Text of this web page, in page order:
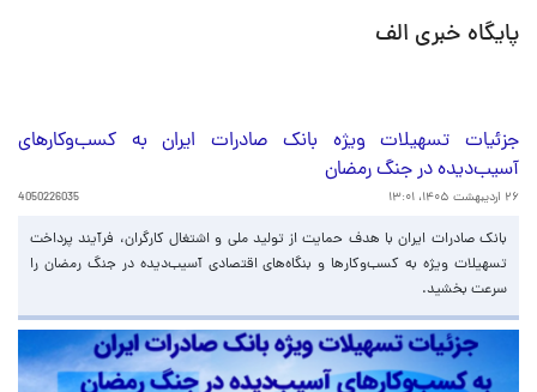
پایگاه خبری الف
جزئیات تسهیلات ویژه بانک صادرات ایران به کسب‌وکارهای
آسیب‌دیده در جنگ رمضان
۲۶ اردیبهشت ۱۴۰۵، ۱۳:۰۱ 4050226035
​بانک صادرات ایران با هدف حمایت از تولید ملی و اشتغال کارگران، فرآیند پرداخت
تسهیلات ویژه به کسب‌وکارها و بنگاه‌های اقتصادی آسیب‌دیده در جنگ رمضان را
سرعت بخشید.